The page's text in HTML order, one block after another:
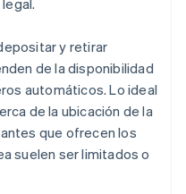
y retirar
de la disponibilidad
automáticos. Lo ideal
de la ubicación de la
que ofrecen los
suelen ser limitados o